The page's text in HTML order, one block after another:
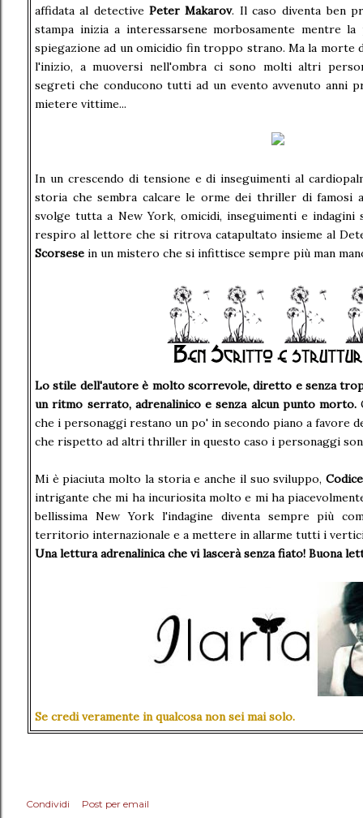
affidata al detective Peter Makarov. Il caso diventa ben
stampa inizia a interessarsene morbosamente mentre
spiegazione ad un omicidio fin troppo strano. Ma la morte
l'inizio, a muoversi nell'ombra ci sono molti altri
segreti che conducono tutti ad un evento avvenuto anni
mietere vittime...
In un crescendo di tensione e di inseguimenti al
storia che sembra calcare le orme dei thriller di famosi
svolge tutta a New York, omicidi, inseguimenti e indagini
respiro al lettore che si ritrova catapultato insieme al
Scorsese in un mistero che si infittisce sempre più man
Lo stile dell'autore è molto scorrevole, diretto e senza
un ritmo serrato, adrenalinico e senza alcun punto morto.
che i personaggi restano un po' in secondo piano a favore
che rispetto ad altri thriller in questo caso i personaggi
Mi è piaciuta molto la storia e anche il suo sviluppo,
intrigante che mi ha incuriosita molto e mi ha
bellissima New York l'indagine diventa sempre più
territorio internazionale e a mettere in allarme tutti i
Una lettura adrenalinica che vi lascerà senza fiato! Buona
Se credi veramente in qualcosa non sei mai solo.
Condividi
Post per email